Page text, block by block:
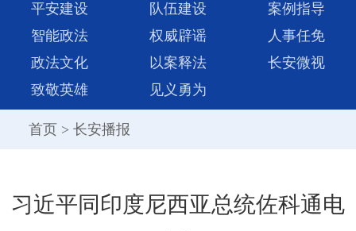
平安建设
队伍建设
案例指导
智能政法
权威辟谣
人事任免
政法文化
以案释法
长安微视
致敬英雄
见义勇为
首页 > 长安播报
习近平同印度尼西亚总统佐科通电